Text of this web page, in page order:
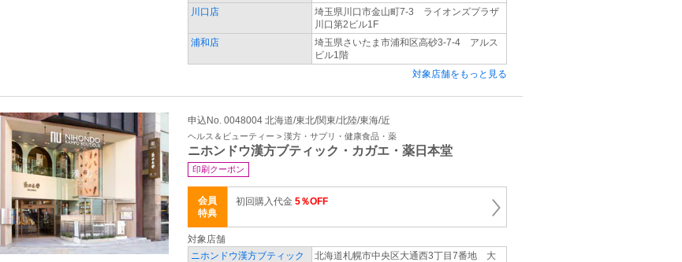
川口店
埼玉県川口市金山町7-3 ライオンズプラザ
川口第2ビル1F
浦和店
埼玉県さいたま市浦和区高砂3-7-4 アルス
ビル1階
対象店舗をもっと見る
申込No. 0048004 北海道/東北/関東/北陸/東海/近
ヘルス＆ビューティー > 漢方・サプリ・健康食品・薬
ニホンドウ漢方ブティック・カガエ・薬日本堂
印刷クーポン
会員
特典
初回購入代金 5％OFF
対象店舗
ニホンドウ漢方ブティック
北海道札幌市中央区大通西3丁目7番地 大